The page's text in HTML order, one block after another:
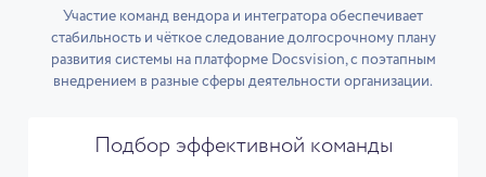
Участие команд вендора и интегратора обеспечивает
стабильность и чёткое следование долгосрочному плану
развития системы на платформе Docsvision, с поэтапным
внедрением в разные сферы деятельности организации.
Подбор эффективной команды